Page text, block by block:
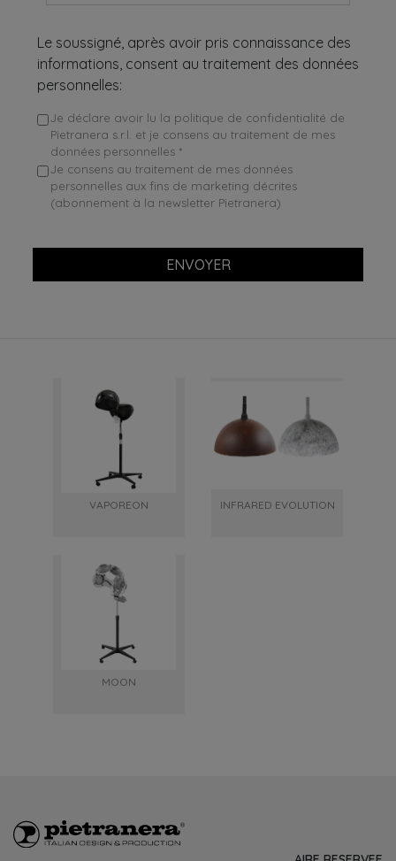
Le soussigné, après avoir pris connaissance des
informations, consent au traitement des données
personnelles:
Je déclare avoir lu la politique de confidentialité de
Pietranera s.r.l. et je consens au traitement de mes
données personnelles *
Je consens au traitement de mes données
personnelles aux fins de marketing décrites
(abonnement à la newsletter Pietranera)
ENVOYER
VAPOREON INFRARED EVOLUTION
MOON